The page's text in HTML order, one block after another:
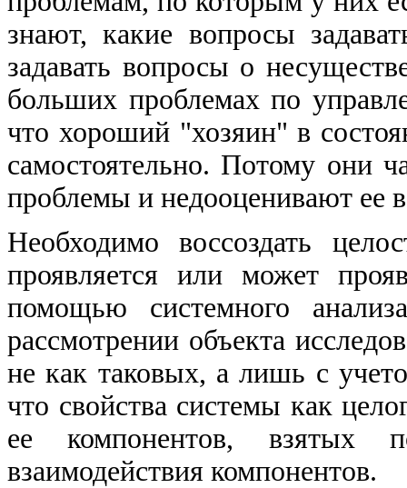
знают, какие вопросы
задавать вопросы о
больших проблемах по
что хороший "хозяин" в
самостоятельно. Потому они
проблемы и недооценивают ее
Необходимо воссоздать
проявляется или может
помощью системного
рассмотрении объекта
не как таковых, а лишь с
что свойства системы как
ее компонентов, взятых
взаимодействия компонентов.